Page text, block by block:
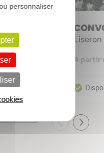
A partir
personnaliser